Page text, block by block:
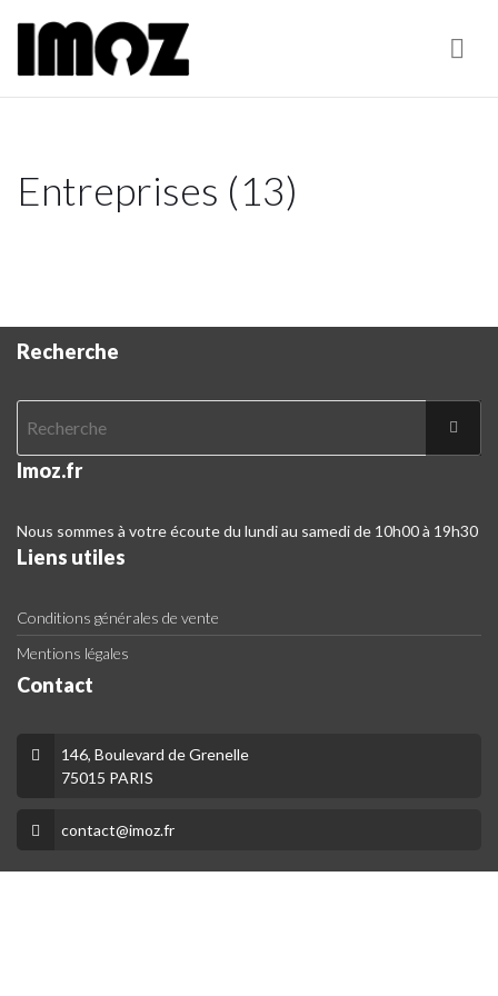
Entreprises (13)
Recherche
Imoz.fr
Nous sommes à votre écoute du lundi au samedi de 10h00 à 19h30
Liens utiles
Conditions générales de vente
Mentions légales
Contact
146, Boulevard de Grenelle
75015 PARIS
contact@imoz.fr